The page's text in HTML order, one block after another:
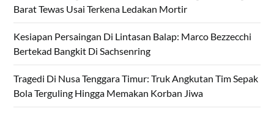
Barat Tewas Usai Terkena Ledakan Mortir
Kesiapan Persaingan Di Lintasan Balap: Marco Bezzecchi
Bertekad Bangkit Di Sachsenring
Tragedi Di Nusa Tenggara Timur: Truk Angkutan Tim Sepak
Bola Terguling Hingga Memakan Korban Jiwa